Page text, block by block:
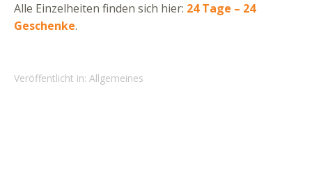
Alle Einzelheiten finden sich hier: 24 Tage – 24
Geschenke.
Veröffentlicht in: Allgemeines